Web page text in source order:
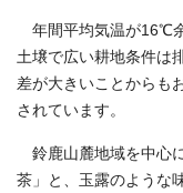
年間平均気温が16℃
土壌で広い耕地条件は
差が大きいことからも
されています。
鈴鹿山麓地域を中心
茶」と、玉露のような